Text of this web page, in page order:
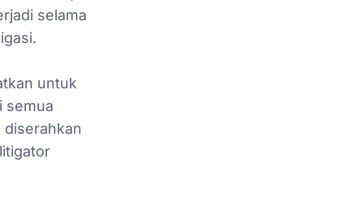
selama
untuk
semua
diserahkan
litigator